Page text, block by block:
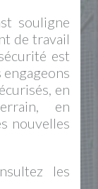
souligne
de travail
est
en
en
nouvelles
les